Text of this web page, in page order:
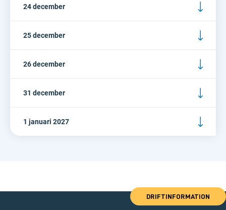
24 december
25 december
26 december
31 december
1 januari 2027
DRIFTINFORMATION